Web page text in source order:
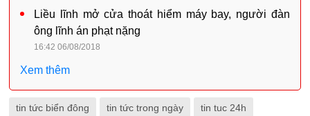
Liều lĩnh mở cửa thoát hiểm máy bay, người đàn
ông lĩnh án phạt nặng
16:42 06/08/2018
Xem thêm
tin tức biển đông tin tức trong ngày tin tuc 24h